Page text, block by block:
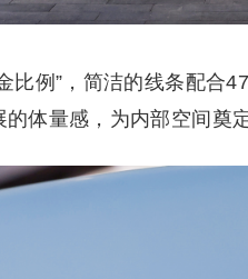
比例”，简洁的线条配合
体量感，为内部空间奠